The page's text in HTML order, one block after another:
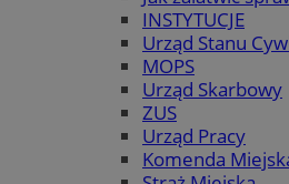
INSTYTUCJE
Urząd Stanu
MOPS
Urząd Skarbowy
ZUS
Urząd Pracy
Komenda